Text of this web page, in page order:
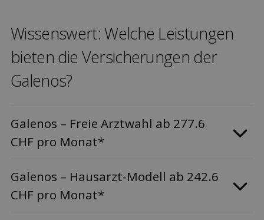
Wissenswert: Welche Leis­tungen
bieten die Versicher­ungen der
Galenos?
Galenos – Freie Arztwahl ab 277.6
CHF pro Monat*
Galenos – Hausarzt-Modell ab 242.6
CHF pro Monat*